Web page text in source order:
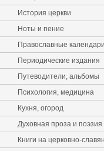
История церкви
Ноты и пение
Православные календари
Периодические издания
Путеводители, альбомы
Психология, медицина
Кухня, огород
Духовная проза и поэзия
Книги на церковно-